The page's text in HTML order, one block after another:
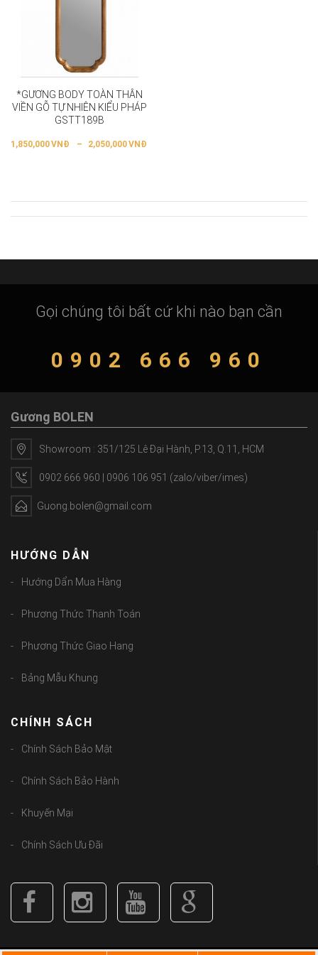
*GƯƠNG BODY TOÀN THÂN
VIỀN GỖ TỰ NHIÊN KIỂU PHÁP
GSTT189B
1,850,000VNĐ – 2,050,000VNĐ
Gọi chúng tôi bất cứ khi nào bạn cần
0902 666 960
Gương BOLEN
Showroom : 351/125 Lê Đại Hành, P.13, Q.11, HCM
0902 666 960 | 0906 106 951 (zalo/viber/imes)
Guong.bolen@gmail.com
HƯỚNG DẪN
Hướng Dẩn Mua Hàng
Phương Thức Thanh Toán
Phương Thức Giao Hang
Bảng Mẫu Khung
CHÍNH SÁCH
Chính Sách Bảo Mật
Chính Sách Bảo Hành
Khuyến Mại
Chính Sách Ưu Đãi